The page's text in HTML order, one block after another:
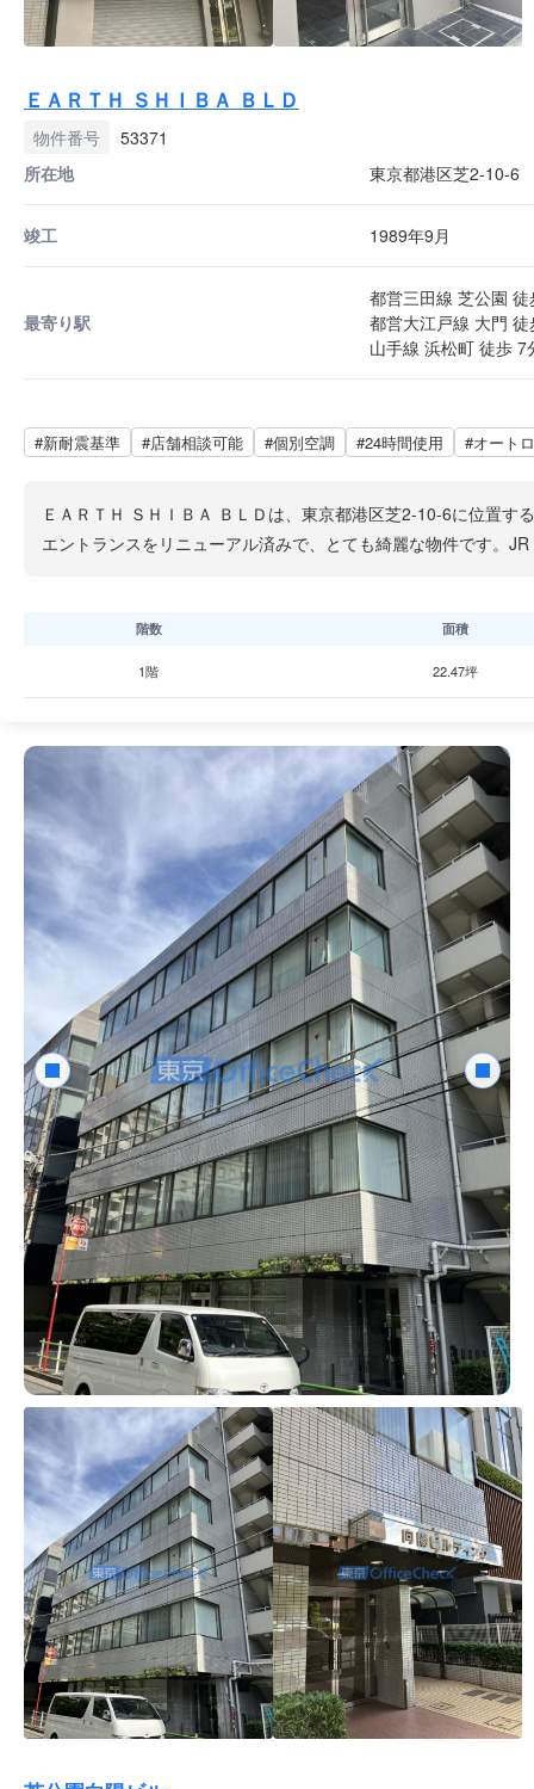
ＥＡＲＴＨ ＳＨＩＢＡ ＢＬＤ
物件番号
53371
所在地
東京都港区芝2-10-6
竣工 1989年9月
最寄り駅
都営三田線 芝公園
都営大江戸線 大門
山手線 浜松町 徒歩 7
#新耐震基準 #店舗相談可能 #個別空調 #24時間使用 #オート
ＥＡＲＴＨ ＳＨＩＢＡ ＢＬＤは、東京都港区芝2-10-6に位置
エントランスをリニューアル済みで、とても綺麗な物件です。
階数 面積
1階 22.47坪